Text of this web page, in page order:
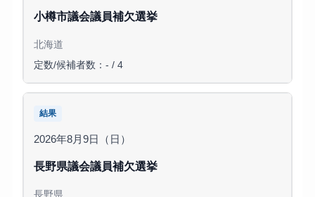
小樽市議会議員補欠選挙
北海道
定数/候補者数：- / 4
結果
2026年8月9日（日）
長野県議会議員補欠選挙
長野県